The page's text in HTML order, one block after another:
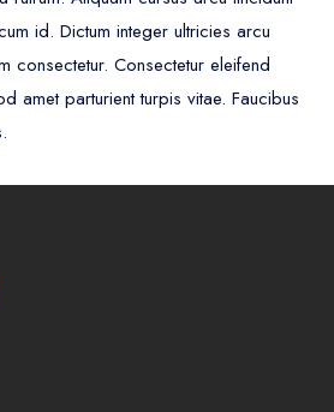
id. Dictum integer ultricies arcu
consectetur. Consectetur eleifend
amet parturient turpis vitae. Faucibus